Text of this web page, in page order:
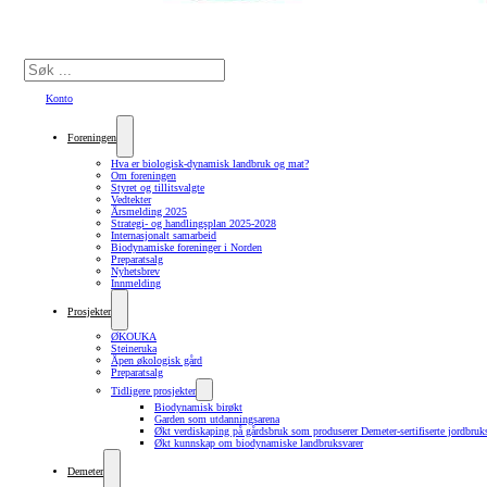
Søk
Konto
Foreningen
Hva er biologisk-dynamisk landbruk og mat?
Om foreningen
Styret og tillitsvalgte
Vedtekter
Årsmelding 2025
Strategi- og handlingsplan 2025-2028
Internasjonalt samarbeid
Biodynamiske foreninger i Norden
Preparatsalg
Nyhetsbrev
Innmelding
Prosjekter
ØKOUKA
Steineruka
Åpen økologisk gård
Preparatsalg
Tidligere prosjekter
Biodynamisk birøkt
Garden som utdanningsarena
Økt verdiskaping på gårdsbruk som produserer Demeter-sertifiserte
Økt kunnskap om biodynamiske landbruksvarer
Demeter